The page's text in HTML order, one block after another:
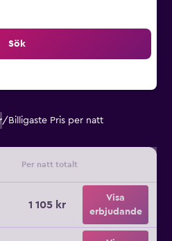
Sök
/ Billigaste Pris per natt
Per natt totalt
1 105 kr
Visa
erbjudande